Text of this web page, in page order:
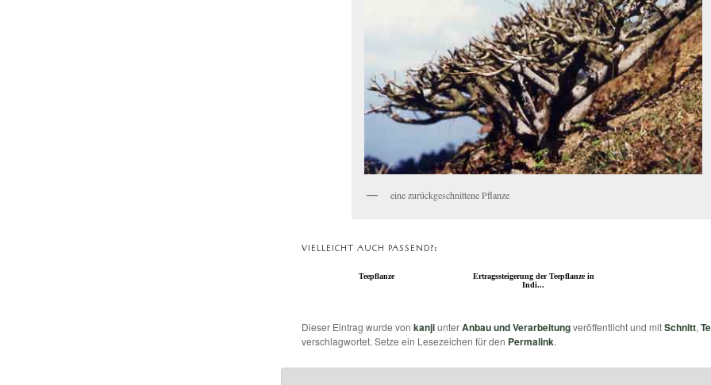
eine zurückgeschnittene Pflanze
VIELLEICHT AUCH PASSEND?:
Teepflanze
Ertragssteigerung der Teepflanze in
Indi...
Dieser Eintrag wurde von kanjiunterAnbau und Verarbeitungveröffentlicht und mitSchnitt,
verschlagwortet. Setze ein Lesezeichen für den Permalink.